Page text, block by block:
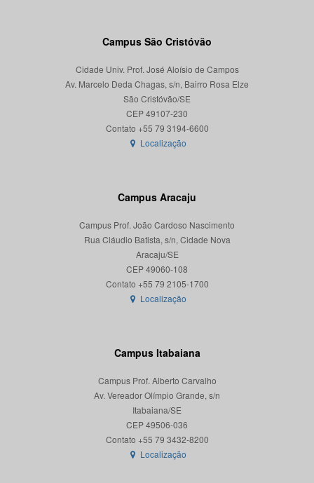
Campus São Cristóvão
Cidade Univ. Prof. José Aloísio de Campos
Av. Marcelo Deda Chagas, s/n, Bairro Rosa Elze
São Cristóvão/SE
CEP 49107-230
Localização
Campus Aracaju
Campus Prof. João Cardoso Nascimento
Rua Cláudio Batista, s/n, Cidade Nova
Aracaju/SE
CEP 49060-108
Localização
Campus Itabaiana
Campus Prof. Alberto Carvalho
Av. Vereador Olímpio Grande, s/n
Itabaiana/SE
CEP 49506-036
Localização